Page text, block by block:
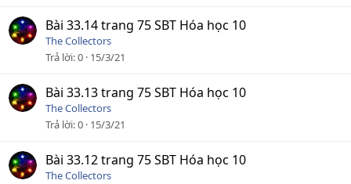
Bài 33.14 trang 75 SBT Hóa học 10
The Collectors
Trả lời 0 15/3/21
Bài 33.13 trang 75 SBT Hóa học 10
The Collectors
Trả lời 0 15/3/21
Bài 33.12 trang 75 SBT Hóa học 10
The Collectors